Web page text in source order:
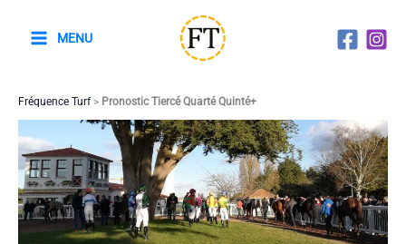
MENU
Fréquence Turf> Pronostic Tiercé Quarté Quinté+